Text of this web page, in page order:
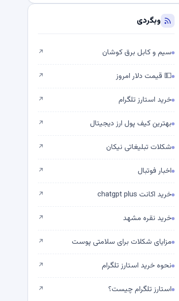
وبگردی
سیم و کابل برق کوشان ↗
💵 قیمت دلار امروز ↗
خرید استارز تلگرام ↗
بهترین کیف پول ارز دیجیتال ↗
شکلات تبلیغاتی نیکان ↗
اخبار فوتبال ↗
خرید اکانت chatgpt plus ↗
خرید نقره مشهد ↗
مزایای شکلات برای سلامتی پوست ↗
نحوه خرید استارز تلگرام ↗
استارز تلگرام چیست؟ ↗